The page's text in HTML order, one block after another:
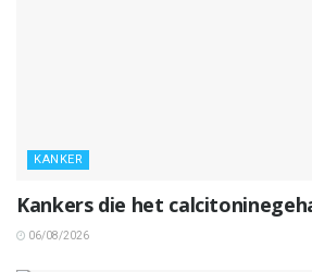
KANKER
Kankers die het
06/08/2026